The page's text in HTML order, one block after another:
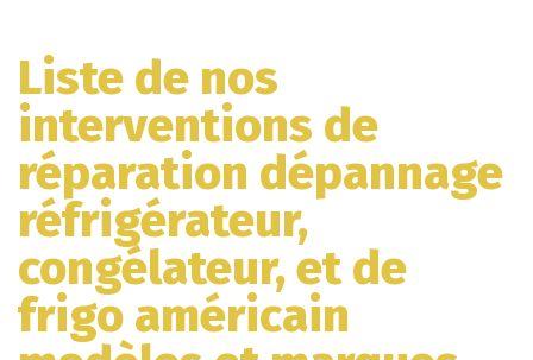
Liste de nos
interventions de
réparation dépannage
réfrigérateur,
congélateur, et de
frigo américain